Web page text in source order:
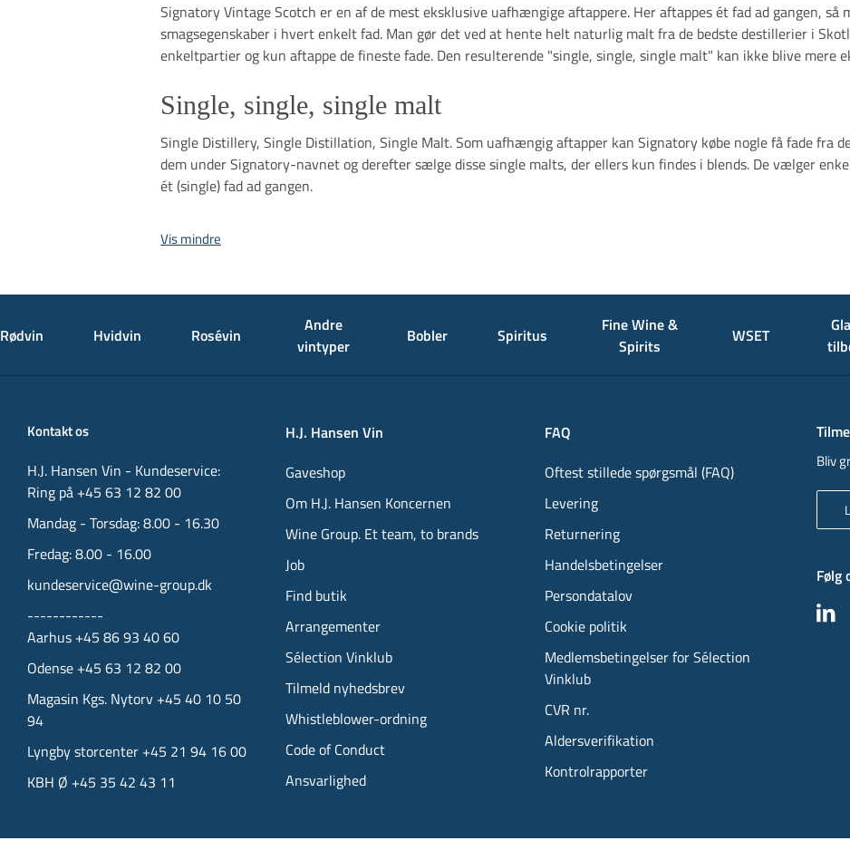
Signatory Vintage Scotch er en af ​​de mest eksklusive uafhængige aftappere. Her aftappes ét fad ad gangen,
smagsegenskaber i hvert enkelt fad. Man gør det ved at hente helt naturlig malt fra de bedste destillerier i
enkeltpartier og kun aftappe de fineste fade. Den resulterende "single, single, single malt" kan ikke blive mere
Single, single, single malt
Single Distillery, Single Distillation, Single Malt. Som uafhængig aftapper kan Signatory købe nogle få fade fra
dem under Signatory-navnet og derefter sælge disse single malts, der ellers kun findes i blends. De vælger
ét (single) fad ad gangen.
Vis mindre
Rødvin Hvidvin Rosévin
Andre
vintyper
Bobler Spiritus
Fine Wine &
Spirits
WSET
Kontakt os
H.J. Hansen Vin - Kundeservice:
Ring på +45 63 12 82 00
Mandag - Torsdag: 8.00 - 16.30
Fredag: 8.00 - 16.00
kundeservice@wine-group.dk
------------
Aarhus +45 86 93 40 60
Odense +45 63 12 82 00
Magasin Kgs. Nytorv +45 40 10 50
94
Lyngby storcenter +45 21 94 16 00
KBH Ø +45 35 42 43 11
H.J. Hansen Vin
Gaveshop
Om H.J. Hansen Koncernen
Wine Group. Et team, to brands
Job
Find butik
Arrangementer
Sélection Vinklub
Tilmeld nyhedsbrev
Whistleblower-ordning
Code of Conduct
Ansvarlighed
FAQ
Oftest stillede spørgsmål (FAQ)
Levering
Returnering
Handelsbetingelser
Persondatalov
Cookie politik
Medlemsbetingelser for Sélection
Vinklub
CVR nr.
Aldersverifikation
Kontrolrapporter
Bliv
Følg